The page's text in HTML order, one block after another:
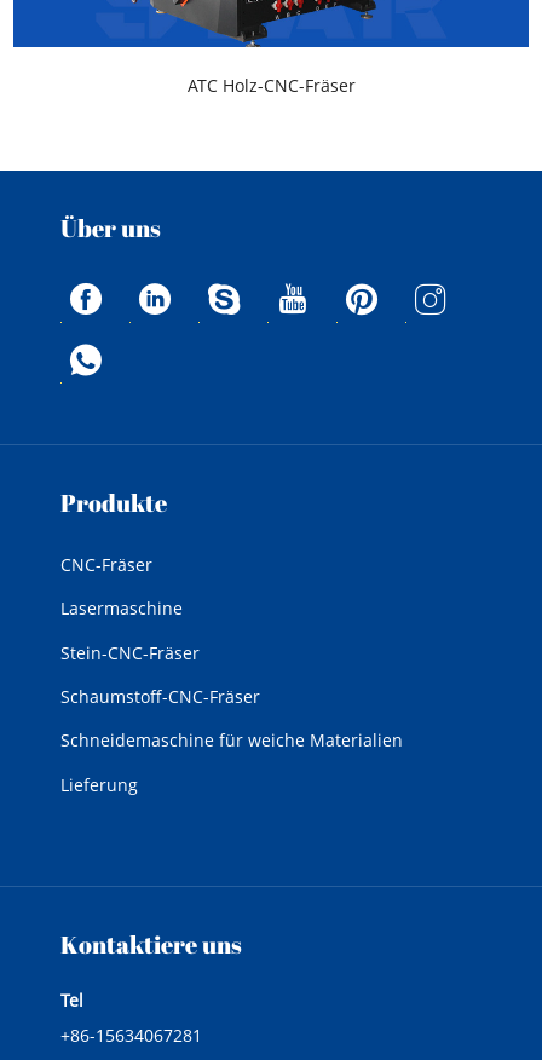
ATC Holz-CNC-Fräser
Über uns
Produkte
CNC-Fräser
Lasermaschine
Stein-CNC-Fräser
Schaumstoff-CNC-Fräser
Schneidemaschine für weiche Materialien
Lieferung
Kontaktiere uns
Tel
+86-15634067281